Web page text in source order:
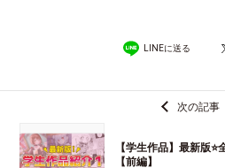
LINEに送る
次の記事
【学生作品】最新版
【前編】